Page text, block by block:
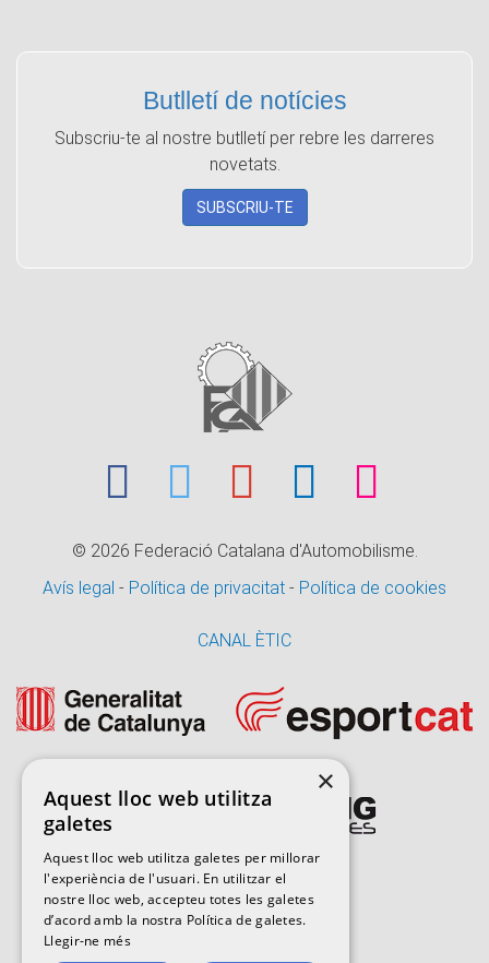
Butlletí de notícies
Subscriu-te al nostre butlletí per rebre les darreres
novetats.
SUBSCRIU-TE
© 2026 Federació Catalana d'Automobilisme.
Avís legal - Política de privacitat - Política de cookies
CANAL ÈTIC
×
Aquest lloc web utilitza
galetes
Aquest lloc web utilitza galetes per millorar
l'experiència de l'usuari. En utilitzar el
nostre lloc web, accepteu totes les galetes
d’acord amb la nostra Política de galetes.
Llegir-ne més